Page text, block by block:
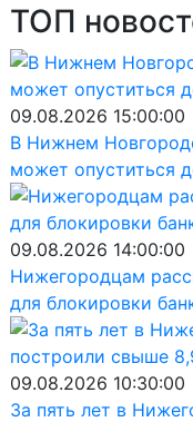
ТОП
09.08.2026 15:00:00
В Нижнем
может опуститься
09.08.2026 14:00:00
Нижегородцам
для блокировки
09.08.2026 10:30:00
За пять лет в